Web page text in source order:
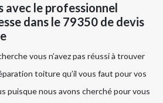
avec le professionnel
dans le 79350 de devis
vous n’avez pas réussi à trouver
toiture qu’il vous faut pour vos
puisque nous avons cherché pour vous